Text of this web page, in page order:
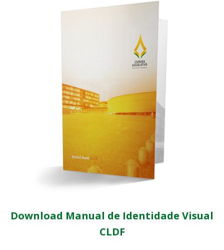
Download Manual de Identidade Visual
CLDF